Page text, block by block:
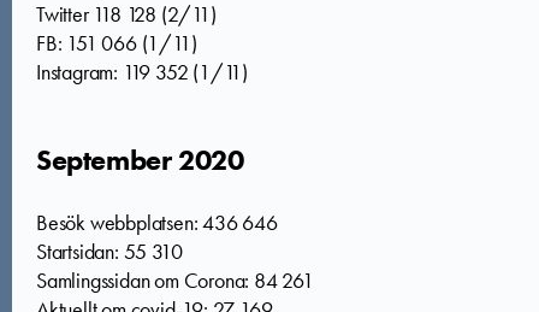
Twitter 118 128 (2/11)
FB: 151 066 (1/11)
Instagram: 119 352 (1/11)
September 2020
Besök webbplatsen: 436 646
Startsidan: 55 310
Samlingssidan om Corona: 84 261